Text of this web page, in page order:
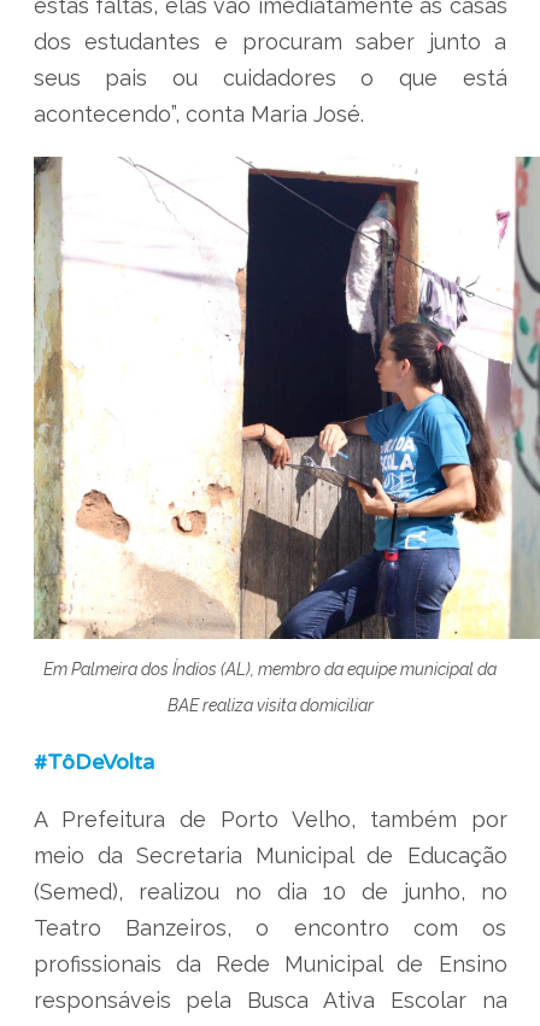
estas faltas, elas vão imediatamente às casas
dos estudantes e procuram saber junto a
seus pais ou cuidadores o que está
acontecendo”, conta Maria José.
Em Palmeira dos Índios (AL), membro da equipe municipal da
BAE realiza visita domiciliar
#TôDeVolta
A Prefeitura de Porto Velho, também por
meio da Secretaria Municipal de Educação
(Semed), realizou no dia 10 de junho, no
Teatro Banzeiros, o encontro com os
profissionais da Rede Municipal de Ensino
responsáveis pela Busca Ativa Escolar na